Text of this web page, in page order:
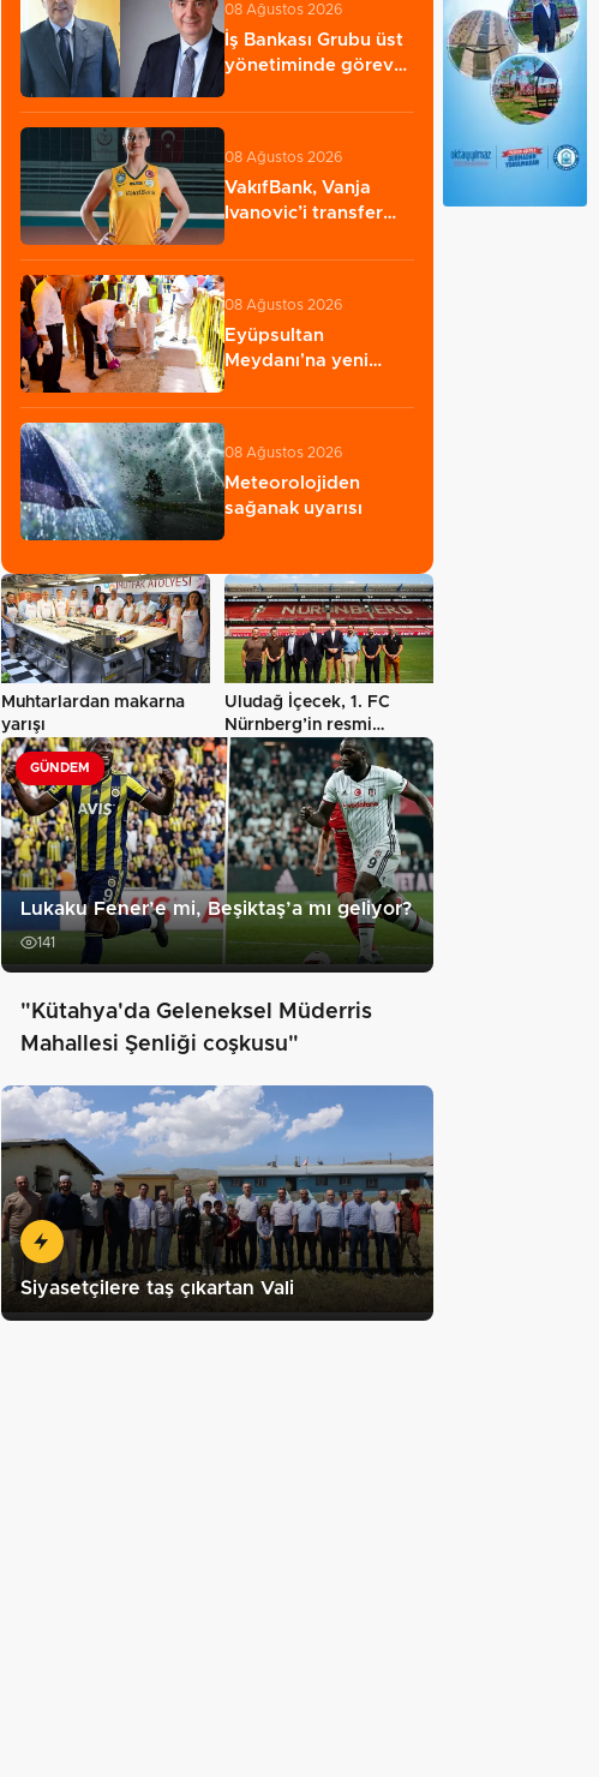
08 Ağustos 2026
İş Bankası Grubu üst
yönetiminde görev
08 Ağustos 2026
VakıfBank, Vanja
Ivanovic’i transfer
08 Ağustos 2026
Eyüpsultan
Meydanı'na yeni
08 Ağustos 2026
Meteorolojiden
sağanak uyarısı
Muhtarlardan makarna
yarışı
Uludağ İçecek, 1. FC
Nürnberg’in resmi
sponsoru oldu…
GÜNDEM
Lukaku Fener’e mi, Beşiktaş’a mı geliyor?
141
"Kütahya'da Geleneksel Müderris
Mahallesi Şenliği coşkusu"
Siyasetçilere taş çıkartan Vali